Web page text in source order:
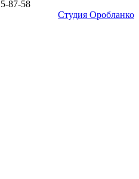
87-58
Студия Оробланко